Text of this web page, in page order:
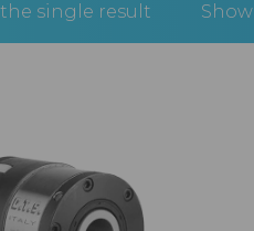
single result Show